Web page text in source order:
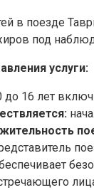
под
услуги:
до 16 лет